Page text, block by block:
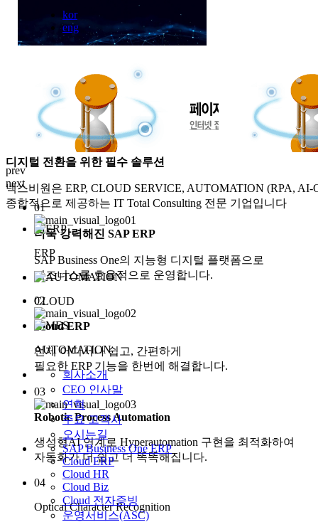
kor
eng
디지털 전환을 위한 필수 솔루션
넥스비원은 ERP, CLOUD SERVICE, AUTOMATION (RPA,
종합적으로 제공하는 IT Total Consulting 전문 기업입니다
ERP
CLOUD
AUTOMATION
회사소개
CEO 인사말
연혁
주요 고객사
오시는길
SAP Business One ERP
Cloud ERP
Cloud HR
Cloud Biz
Cloud 전자증빙
운영서비스(ASC)
Solution
중소 · 중견기업을 위한 비즈니스 솔루션
prev
next
01
더욱 강력해진 SAP ERP
SAP Business One의 지능형 디지털 플랫폼으로
비즈니스를 효율적으로 운영합니다.
02
Cloud ERP
언제 어디서나 쉽고, 간편하게
필요한 ERP 기능을 한번에 해결합니다.
03
Robotic Process Automation
생성형AI 연계로 Hyperautomation 구현을 최적화하여
자동화가 더 쉽고 더 똑똑해집니다.
04
Optical Character Recognition